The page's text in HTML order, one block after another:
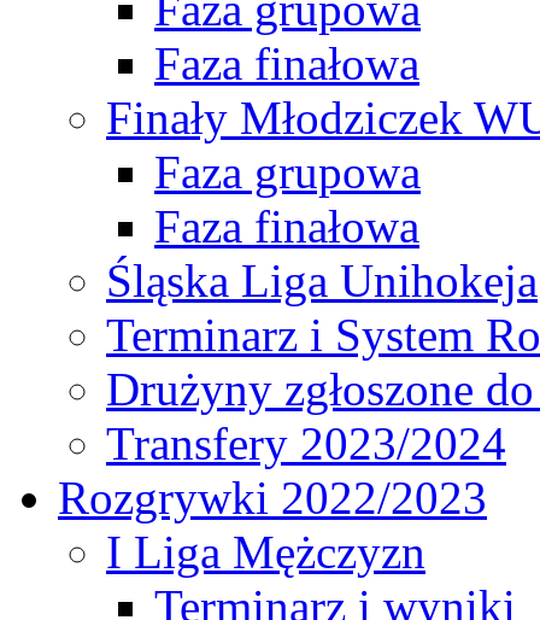
Faza finałowa
Finały Młodziczek
Faza grupowa
Faza finałowa
Śląska Liga Unihokeja
Terminarz i System
Drużyny zgłoszone
Transfery 2023/2024
Rozgrywki 2022/2023
I Liga Mężczyzn
Terminarz i wyniki